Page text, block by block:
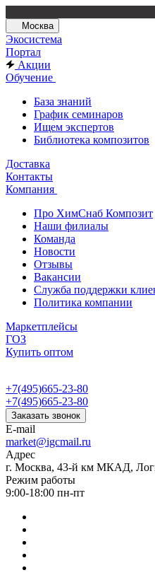
Москва
Экосистема
Портал
Акции
Обучение
База знаний
График семинаров
Ищем экспертов
Библиотека композитов
Доставка
Контакты
Компания
Про ХимСнаб Композит
Наши филиалы
Команда
Новости
Отзывы
Вакансии
Служба поддержки
Политика компании
Маркетплейсы
ГОЗ
Купить оптом
+7(495)665-23-80
+7(495)665-23-80
Заказать звонок
E-mail
market@igcmail.ru
Адрес
г. Москва, 43-й км МКАД,
Режим работы
9:00-18:00 пн-пт